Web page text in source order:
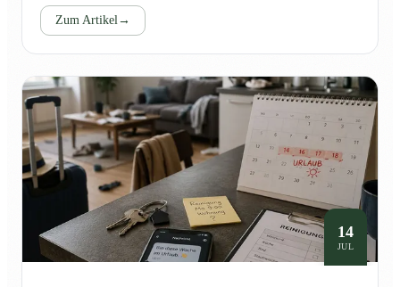
Zum Artikel→
14
JUL